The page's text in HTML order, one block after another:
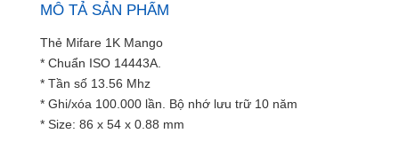
MÔ TẢ SẢN PHẨM
Thẻ Mifare 1K Mango
* Chuẩn ISO 14443A.
* Tần số 13.56 Mhz
* Ghi/xóa 100.000 lần. Bộ nhớ lưu trữ 10 năm
* Size: 86 x 54 x 0.88 mm